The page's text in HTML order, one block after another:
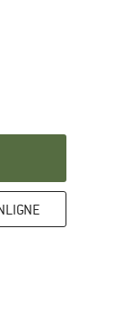
og indeholder
i en infoboks